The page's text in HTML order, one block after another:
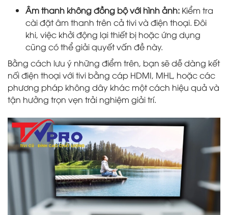
Âm thanh không đồng bộ với hình ảnh: Kiểm tra
cài đặt âm thanh trên cả tivi và điện thoại. Đôi
khi, việc khởi động lại thiết bị hoặc ứng dụng
cũng có thể giải quyết vấn đề này.
Bằng cách lưu ý những điểm trên, bạn sẽ dễ dàng kết
nối điện thoại với tivi bằng cáp HDMI, MHL, hoặc các
phương pháp không dây khác một cách hiệu quả và
tận hưởng trọn vẹn trải nghiệm giải trí.